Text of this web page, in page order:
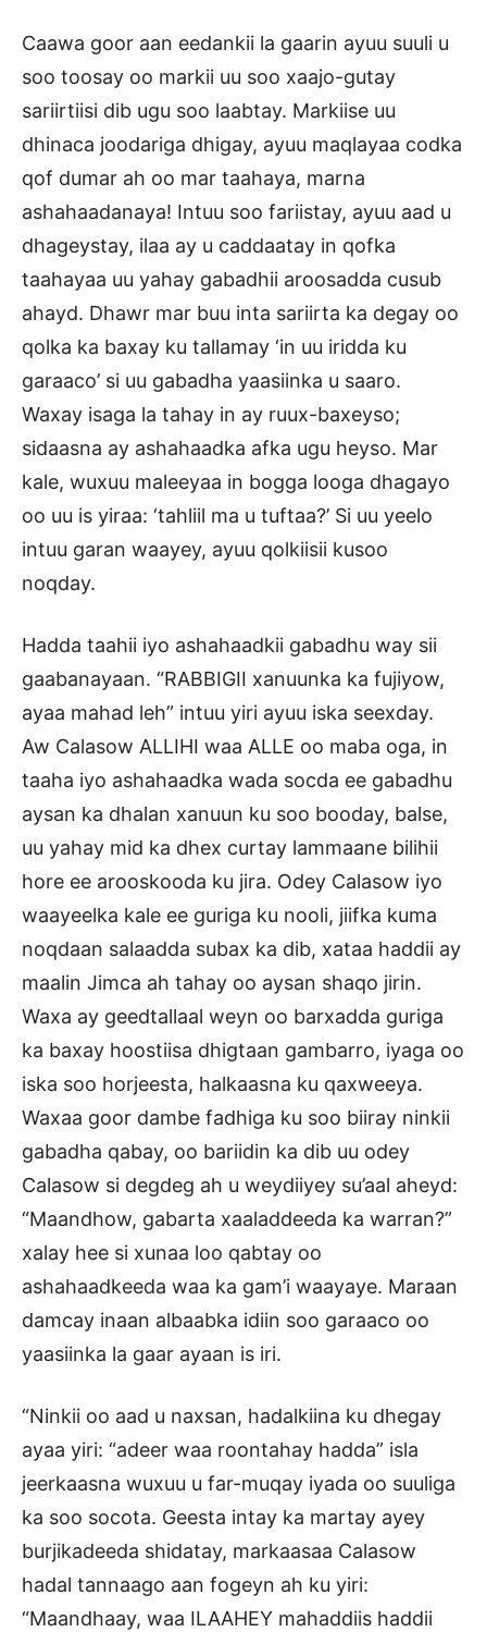
Caawa goor aan eedankii la gaarin ayuu suuli u
soo toosay oo markii uu soo xaajo-gutay
sariirtiisi dib ugu soo laabtay. Markiise uu
dhinaca joodariga dhigay, ayuu maqlayaa codka
qof dumar ah oo mar taahaya, marna
ashahaadanaya! Intuu soo fariistay, ayuu aad u
dhageystay, ilaa ay u caddaatay in qofka
taahayaa uu yahay gabadhii aroosadda cusub
ahayd. Dhawr mar buu inta sariirta ka degay oo
qolka ka baxay ku tallamay ‘in uu iridda ku
garaaco’ si uu gabadha yaasiinka u saaro.
Waxay isaga la tahay in ay ruux-baxeyso;
sidaasna ay ashahaadka afka ugu heyso. Mar
kale, wuxuu maleeyaa in bogga looga dhagayo
oo uu is yiraa: ‘tahliil ma u tuftaa?’ Si uu yeelo
intuu garan waayey, ayuu qolkiisii kusoo
noqday.
Hadda taahii iyo ashahaadkii gabadhu way sii
gaabanayaan. “RABBIGII xanuunka ka fujiyow,
ayaa mahad leh” intuu yiri ayuu iska seexday.
Aw Calasow ALLIHI waa ALLE oo maba oga, in
taaha iyo ashahaadka wada socda ee gabadhu
aysan ka dhalan xanuun ku soo booday, balse,
uu yahay mid ka dhex curtay lammaane bilihii
hore ee arooskooda ku jira. Odey Calasow iyo
waayeelka kale ee guriga ku nooli, jiifka kuma
noqdaan salaadda subax ka dib, xataa haddii ay
maalin Jimca ah tahay oo aysan shaqo jirin.
Waxa ay geedtallaal weyn oo barxadda guriga
ka baxay hoostiisa dhigtaan gambarro, iyaga oo
iska soo horjeesta, halkaasna ku qaxweeya.
Waxaa goor dambe fadhiga ku soo biiray ninkii
gabadha qabay, oo bariidin ka dib uu odey
Calasow si degdeg ah u weydiiyey su’aal aheyd:
“Maandhow, gabarta xaaladdeeda ka warran?”
xalay hee si xunaa loo qabtay oo
ashahaadkeeda waa ka gam’i waayaye. Maraan
damcay inaan albaabka idiin soo garaaco oo
yaasiinka la gaar ayaan is iri.
“Ninkii oo aad u naxsan, hadalkiina ku dhegay
ayaa yiri: “adeer waa roontahay hadda” isla
jeerkaasna wuxuu u far-muqay iyada oo suuliga
ka soo socota. Geesta intay ka martay ayey
burjikadeeda shidatay, markaasaa Calasow
hadal tannaago aan fogeyn ah ku yiri:
“Maandhaay, waa ILAAHEY mahaddiis haddii